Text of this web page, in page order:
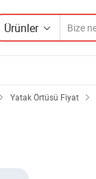
Ürünler
Yatak Örtüsü Fiyat